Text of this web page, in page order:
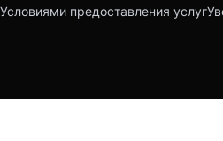
Условиями предоставления услуг